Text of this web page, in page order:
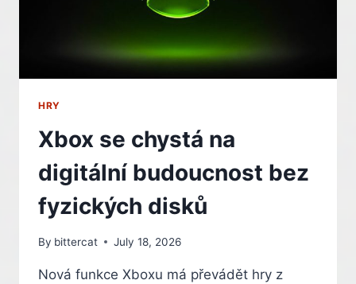
HRY
Xbox se chystá na
digitální budoucnost bez
fyzických disků
By bittercat July 18, 2026
Nová funkce Xboxu má převádět hry z